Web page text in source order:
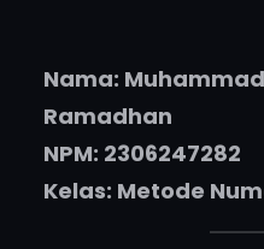
Nama:
Ramadhan
NPM: 2306247282
Kelas: Metode